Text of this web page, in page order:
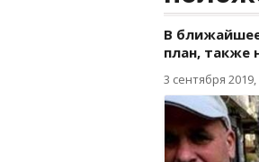
В
план, также
3 сентября 2019,